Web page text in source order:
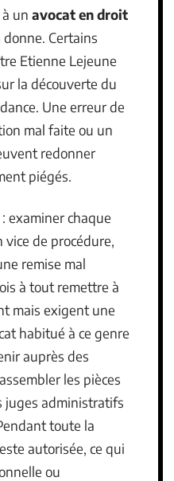
un avocat en droit
Certains
Etienne Lejeune
la découverte du
Une erreur de
mal faite ou un
redonner
piégés.
examiner chaque
de procédure,
remise mal
à tout remettre à
mais exigent une
habitué à ce genre
auprès des
les pièces
juges administratifs
toute la
autorisée, ce qui
ou